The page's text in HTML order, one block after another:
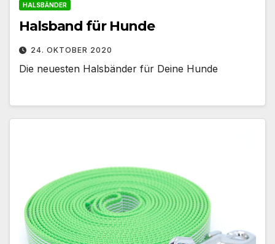
HALSBÄNDER
Halsband für Hunde
24. OKTOBER 2020
Die neuesten Halsbänder für Deine Hunde